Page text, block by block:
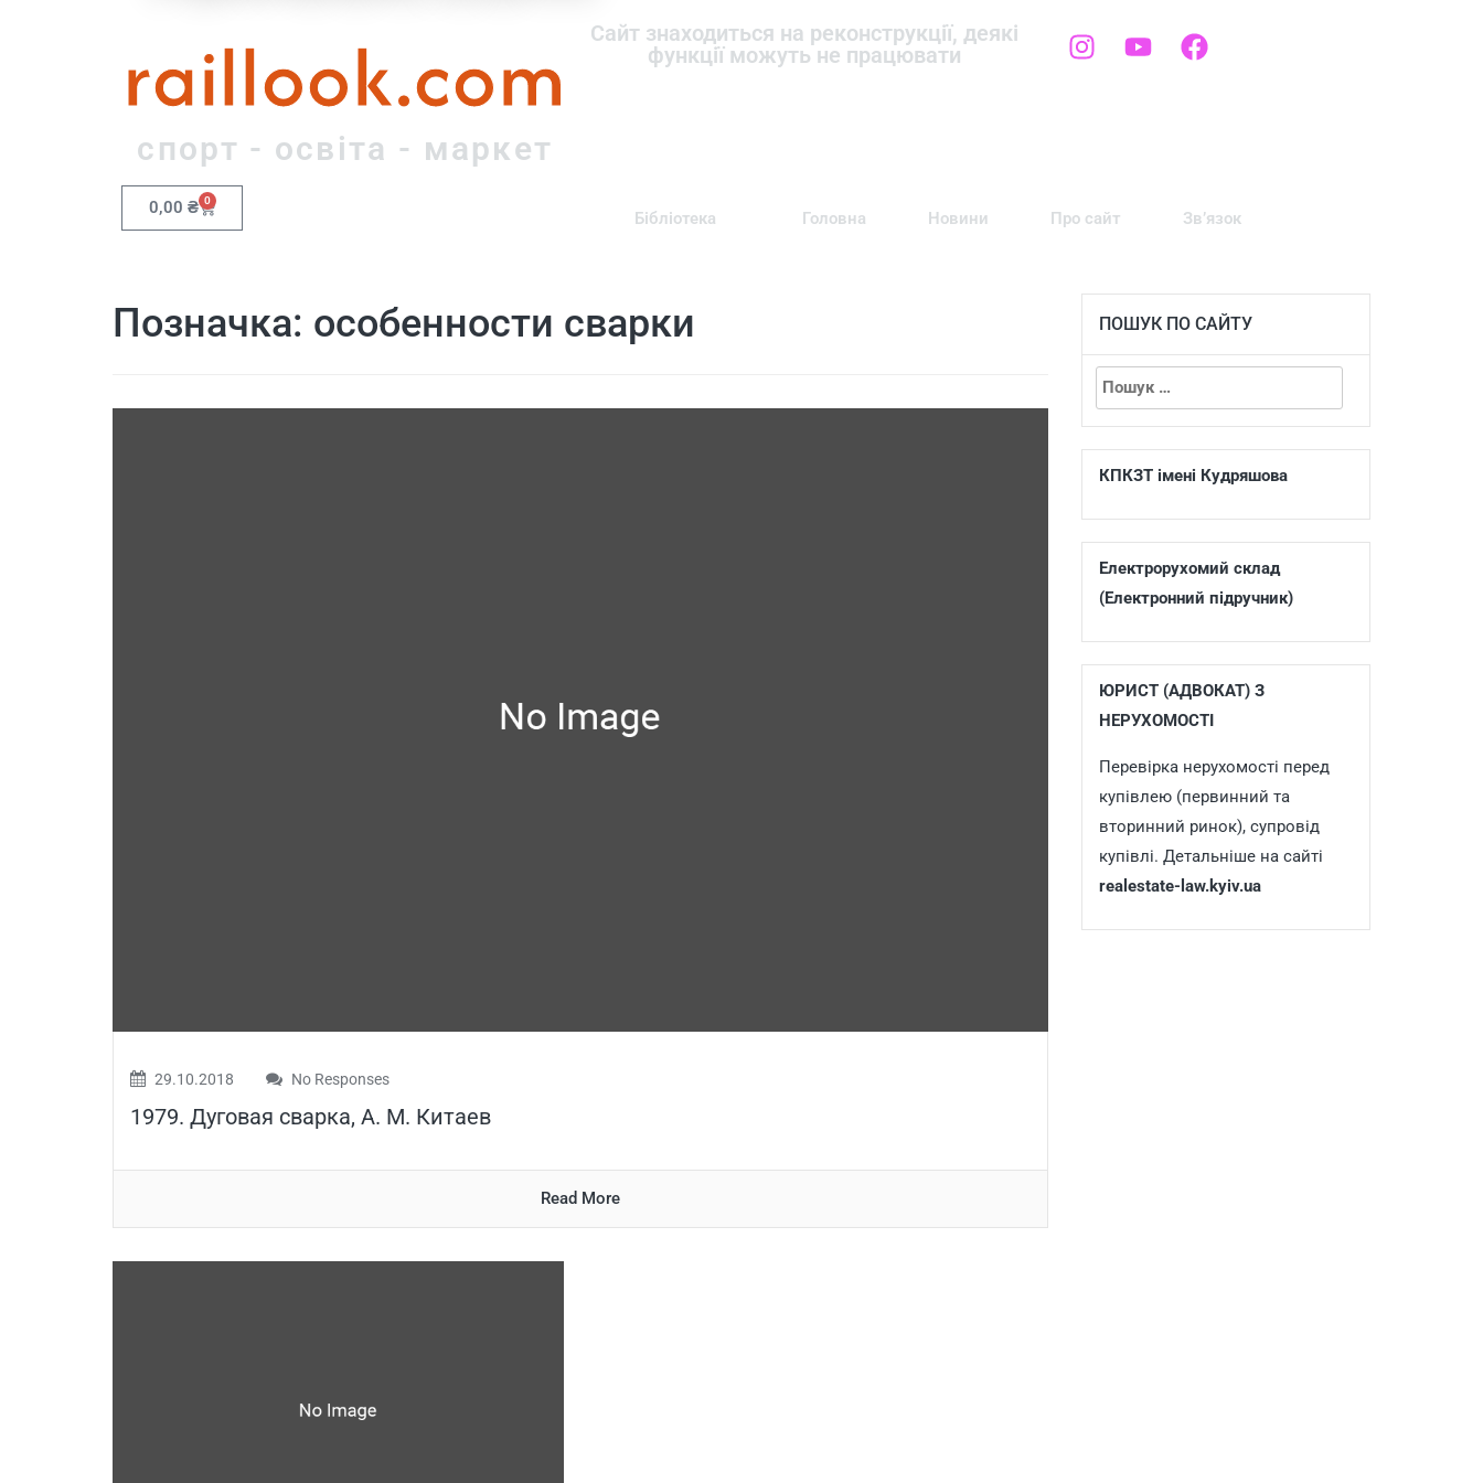
raillook.com
спорт - освіта - маркет
Сайт знаходиться на реконструкції, деякі
функції можуть не працювати
0,00 ₴ 0
Бібліотека Головна Новини Про сайт Зв’язок
Позначка: особенности сварки
29.10.2018 No Responses
1979. Дуговая сварка, А. М. Китаев
Read More
ПОШУК ПО САЙТУ
КПКЗТ імені Кудряшова
Електрорухомий склад
(Електронний підручник)
ЮРИСТ (АДВОКАТ) З
НЕРУХОМОСТІ
Перевірка нерухомості перед
купівлею (первинний та
вторинний ринок), супровід
купівлі. Детальніше на сайті
realestate-law.kyiv.ua